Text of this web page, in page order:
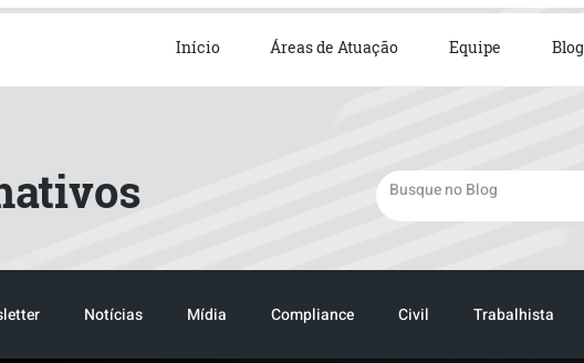
Início Áreas de Atuação Equipe Blog
Notícias Mídia Compliance Civil Trabalhista